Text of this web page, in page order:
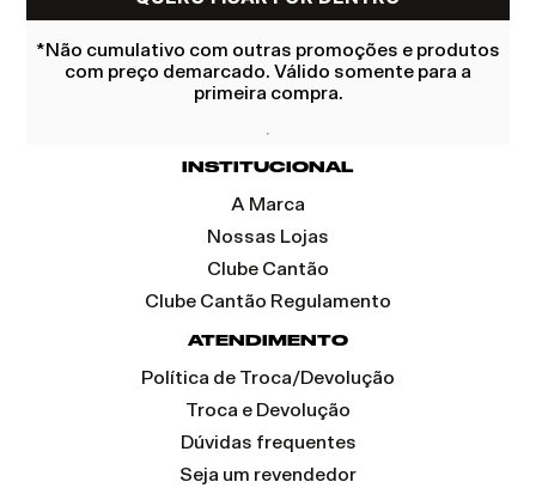
*Não cumulativo com outras promoções e produtos
com preço demarcado. Válido somente para a
primeira compra.
INSTITUCIONAL
A Marca
Nossas Lojas
Clube Cantão
Clube Cantão Regulamento
ATENDIMENTO
Política de Troca/Devolução
Troca e Devolução
Dúvidas frequentes
Seja um revendedor